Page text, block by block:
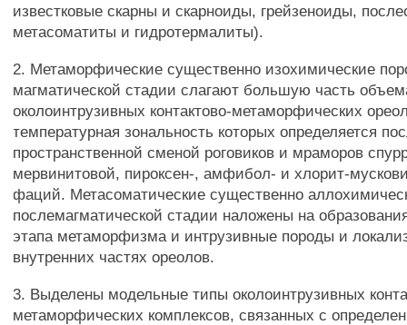
известковые скарны и скарноиды, грейзеноиды,
метасоматиты и гидротермалиты).
2. Метаморфические существенно изохимические
магматической стадии слагают большую часть
околоинтрузивных контактово-метаморфических
температурная зональность которых определяется
пространственной сменой роговиков и мраморов
мервинитовой, пироксен-, амфибол- и хлорит-
фаций. Метасоматические существенно
послемагматической стадии наложены на
этапа метаморфизма и интрузивные породы и
внутренних частях ореолов.
3. Выделены модельные типы околоинтрузивных
метаморфических комплексов, связанных с